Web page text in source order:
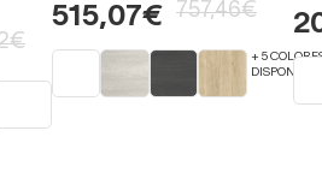
515,07€ 757,46€
+ 5